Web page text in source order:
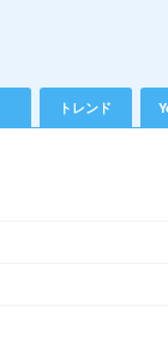
トレンド